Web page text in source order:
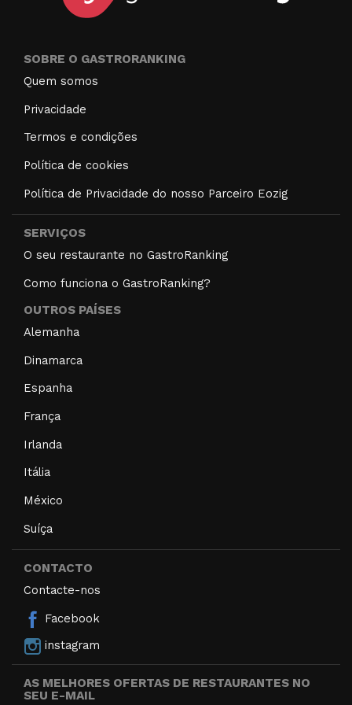
SOBRE O GASTRORANKING
Quem somos
Privacidade
Termos e condições
Política de cookies
Política de Privacidade do nosso Parceiro Eozig
SERVIÇOS
O seu restaurante no GastroRanking
Como funciona o GastroRanking?
OUTROS PAÍSES
Alemanha
Dinamarca
Espanha
França
Irlanda
Itália
México
Suíça
CONTACTO
Contacte-nos
Facebook
instagram
AS MELHORES OFERTAS DE RESTAURANTES NO
SEU E-MAIL